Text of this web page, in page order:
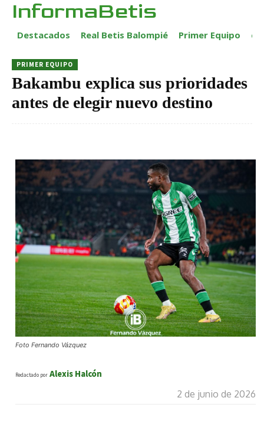
InformaBetis
Destacados Real Betis Balompié Primer Equipo
PRIMER EQUIPO
Bakambu explica sus prioridades
antes de elegir nuevo destino
Foto Fernando Vázquez
Redactado por Alexis Halcón
2 de junio de 2026